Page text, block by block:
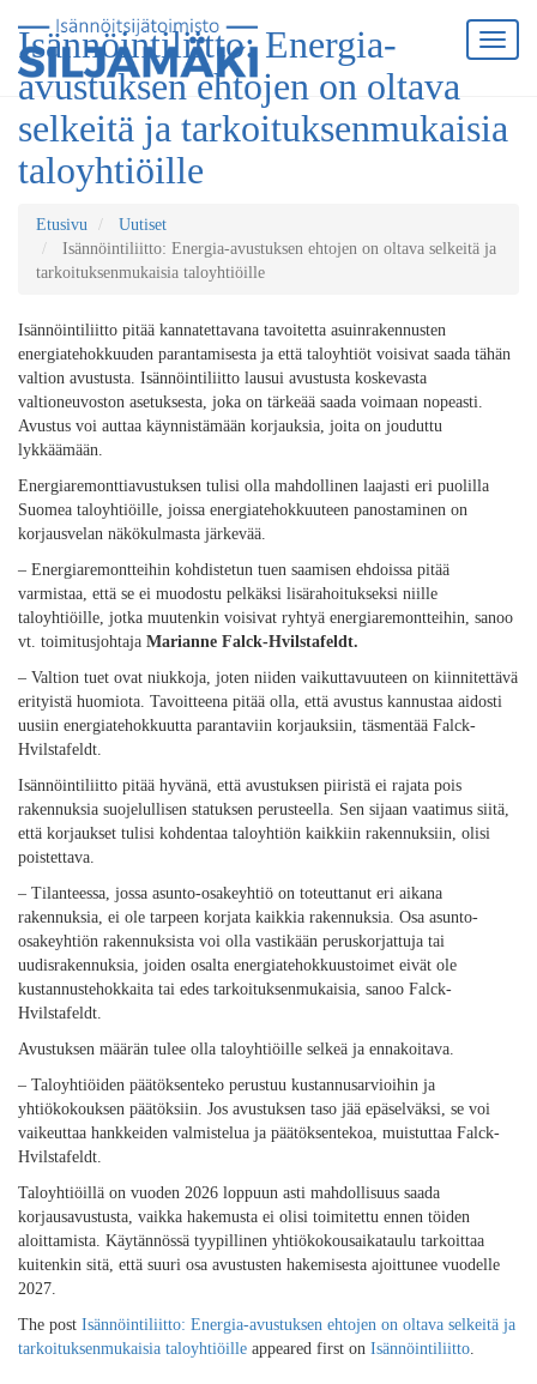
Isännöintiliitto: Energia-
avustuksen ehtojen on oltava
selkeitä ja tarkoituksenmukaisia
taloyhtiöille
Etusivu
Uutiset
Isännöintiliitto: Energia-avustuksen ehtojen on oltava selkeitä ja
tarkoituksenmukaisia taloyhtiöille
Isännöintiliitto pitää kannatettavana tavoitetta asuinrakennusten
energiatehokkuuden parantamisesta ja että taloyhtiöt voisivat saada tähän
valtion avustusta. Isännöintiliitto lausui avustusta koskevasta
valtioneuvoston asetuksesta, joka on tärkeää saada voimaan nopeasti.
Avustus voi auttaa käynnistämään korjauksia, joita on jouduttu
lykkäämään.
Energiaremonttiavustuksen tulisi olla mahdollinen laajasti eri puolilla
Suomea taloyhtiöille, joissa energiatehokkuuteen panostaminen on
korjausvelan näkökulmasta järkevää.
– Energiaremontteihin kohdistetun tuen saamisen ehdoissa pitää
varmistaa, että se ei muodostu pelkäksi lisärahoitukseksi niille
taloyhtiöille, jotka muutenkin voisivat ryhtyä energiaremontteihin, sanoo
vt. toimitusjohtaja Marianne Falck-Hvilstafeldt.
– Valtion tuet ovat niukkoja, joten niiden vaikuttavuuteen on kiinnitettävä
erityistä huomiota. Tavoitteena pitää olla, että avustus kannustaa aidosti
uusiin energiatehokkuutta parantaviin korjauksiin, täsmentää Falck-
Hvilstafeldt.
Isännöintiliitto pitää hyvänä, että avustuksen piiristä ei rajata pois
rakennuksia suojelullisen statuksen perusteella. Sen sijaan vaatimus siitä,
että korjaukset tulisi kohdentaa taloyhtiön kaikkiin rakennuksiin, olisi
poistettava.
– Tilanteessa, jossa asunto-osakeyhtiö on toteuttanut eri aikana
rakennuksia, ei ole tarpeen korjata kaikkia rakennuksia. Osa asunto-
osakeyhtiön rakennuksista voi olla vastikään peruskorjattuja tai
uudisrakennuksia, joiden osalta energiatehokkuustoimet eivät ole
kustannustehokkaita tai edes tarkoituksenmukaisia, sanoo Falck-
Hvilstafeldt.
Avustuksen määrän tulee olla taloyhtiöille selkeä ja ennakoitava.
– Taloyhtiöiden päätöksenteko perustuu kustannusarvioihin ja
yhtiökokouksen päätöksiin. Jos avustuksen taso jää epäselväksi, se voi
vaikeuttaa hankkeiden valmistelua ja päätöksentekoa, muistuttaa Falck-
Hvilstafeldt.
Taloyhtiöillä on vuoden 2026 loppuun asti mahdollisuus saada
korjausavustusta, vaikka hakemusta ei olisi toimitettu ennen töiden
aloittamista. Käytännössä tyypillinen yhtiökokousaikataulu tarkoittaa
kuitenkin sitä, että suuri osa avustusten hakemisesta ajoittunee vuodelle
2027.
The post Isännöintiliitto: Energia-avustuksen ehtojen on oltava selkeitä ja
tarkoituksenmukaisia taloyhtiöille appeared first on Isännöintiliitto.